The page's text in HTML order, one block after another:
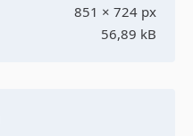
851 × 724 px
56,89 kB